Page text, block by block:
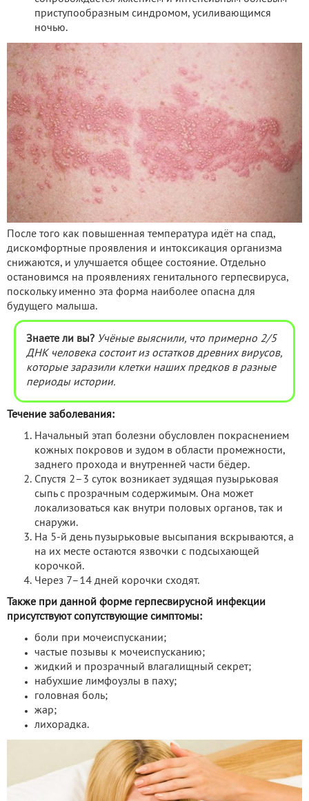
приступообразным синдромом, усиливающимся
ночью.
После того как повышенная температура идёт на спад,
дискомфортные проявления и интоксикация организма
снижаются, и улучшается общее состояние. Отдельно
остановимся на проявлениях генитального герпесвируса,
поскольку именно эта форма наиболее опасна для
будущего малыша.
Знаете ли вы? Учёные выяснили, что примерно 2/5
ДНК человека состоит из остатков древних вирусов,
которые заразили клетки наших предков в разные
периоды истории.
Течение заболевания:
Начальный этап болезни обусловлен покраснением
кожных покровов и зудом в области промежности,
заднего прохода и внутренней части бёдер.
Спустя 2–3 суток возникает зудящая пузырьковая
сыпь с прозрачным содержимым. Она может
локализоваться как внутри половых органов, так и
снаружи.
На 5-й день пузырьковые высыпания вскрываются, а
на их месте остаются язвочки с подсыхающей
корочкой.
Через 7–14 дней корочки сходят.
Также при данной форме герпесвирусной инфекции
присутствуют сопутствующие симптомы:
боли при мочеиспускании;
частые позывы к мочеиспусканию;
жидкий и прозрачный влагалищный секрет;
набухшие лимфоузлы в паху;
головная боль;
жар;
лихорадка.